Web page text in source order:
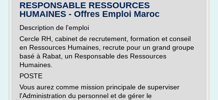
RESPONSABLE RESSOURCES
HUMAINES - Offres Emploi Maroc
Description de l'emploi
Cercle RH, cabinet de recrutement, formation et conseil
en Ressources Humaines, recrute pour un grand groupe
basé à Rabat, un Responsable des Ressources
Humaines.
POSTE
Vous aurez comme mission principale de superviser
l'Administration du personnel et de gérer le